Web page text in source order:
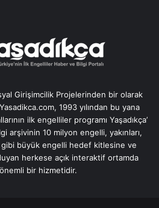
Girişimcilik Projelerinden bir olarak
1993 yılından bu yana
ilk engelliler programı Yaşadıkça’
arşivinin 10 milyon engelli, yakınları,
büyük engelli hedef kitlesine ve
herkese açık interaktif ortamda
bir hizmetidir.